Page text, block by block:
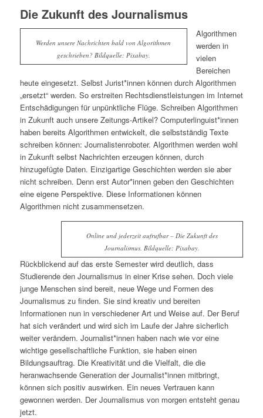
Die Zukunft des Journalismus
Werden unsere Nachrichten bald von Algorithmen
geschrieben? Bildquelle: Pixabay.
Algorithmen
werden in
vielen
Bereichen
heute eingesetzt. Selbst Jurist*innen können durch Algorithmen
„ersetzt“ werden. So erstreiten Rechtsdienstleistungen im Internet
Entschädigungen für unpünktliche Flüge. Schreiben Algorithmen
in Zukunft auch unsere Zeitungs-Artikel? Computerlinguist*innen
haben bereits Algorithmen entwickelt, die selbstständig Texte
schreiben können: Journalistenroboter. Algorithmen werden wohl
in Zukunft selbst Nachrichten erzeugen können, durch
hinzugefügte Daten. Einzigartige Geschichten werden sie aber
nicht schreiben. Denn erst Autor*innen geben den Geschichten
eine eigene Perspektive. Diese Informationen können
Algorithmen nicht zusammensetzen.
Online und jederzeit aufrufbar – Die Zukunft des
Journalismus. Bildquelle: Pixabay.
Rückblickend auf das erste Semester wird deutlich, dass
Studierende den Journalismus in einer Krise sehen. Doch viele
junge Menschen sind bereit, neue Wege und Formen des
Journalismus zu finden. Sie sind kreativ und bereiten
Informationen nun in verschiedener Art und Weise auf. Der Beruf
hat sich verändert und wird sich im Laufe der Jahre sicherlich
weiter verändern. Journalist*innen haben nach wie vor eine
wichtige gesellschaftliche Funktion, sie haben einen
Bildungsauftrag. Die Kreativität und die Vielfalt, die die
heranwachsende Generation der Journalist*innen mitbringt,
können sich positiv auswirken. Ein neues Vertrauen kann
gewonnen werden. Der Journalismus von morgen entsteht genau
jetzt.